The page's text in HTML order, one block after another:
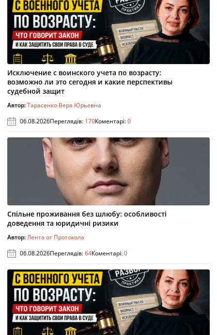
Исключение с воинского учета по возрасту:
возможно ли это сегодня и какие перспективы
судебной защит
Автор:Тарасенко Вера Юрьевна
06.08.2026Переглядів: 170Коментарі:0
Спільне проживання без шлюбу: особливості
доведення та юридичні ризики
Автор:Лента от Протокола
06.08.2026Переглядів:64Коментарі:0